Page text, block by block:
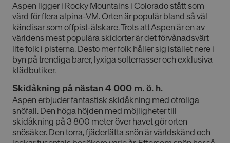
Aspen ligger i Rocky Mountains i Colorado stått som
värd för flera alpina-VM. Orten är populär bland så väl
kändisar som offpist-älskare. Trots att Aspen är en av
världens mest populära skidorter är det förvånadsvärt
lite folk i pisterna. Desto mer folk håller sig istället nere i
byn på trendiga barer, lyxiga solterrasser och exklusiva
klädbutiker.
Skidåkning på nästan 4 000 m. ö. h.
Aspen erbjuder fantastisk skidåkning med otroliga
snöfall. Den höga höjden med möjligheter till
skidåkning på 3 800 meter över havet gör orten
snösäker. Den torra, fjäderlätta snön är världskänd och